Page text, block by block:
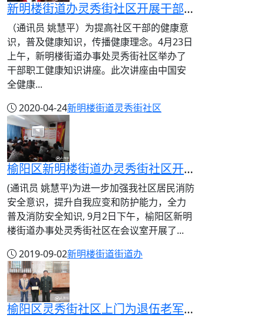
新明楼街道办灵秀街社区开展干部职工健康教育讲座
（通讯员 姚慧平）为提高社区干部的健康意
识，普及健康知识，传播健康理念。4月23日
上午，新明楼街道办事处灵秀街社区举办了
干部职工健康知识讲座。此次讲座由中国安
全健康...
2020-04-24新明楼街道灵秀街社区
榆阳区新明楼街道办灵秀街社区开展消防安全知识讲座
(通讯员 姚慧平)为进一步加强我社区居民消防
安全意识，提升自我应变和防护能力，全力
普及消防安全知识, 9月2日下午，榆阳区新明
楼街道办事处灵秀街社区在会议室开展了...
2019-09-02新明楼街道街道办
榆阳区灵秀街社区上门为退伍老军人朱聿增颁发光荣牌